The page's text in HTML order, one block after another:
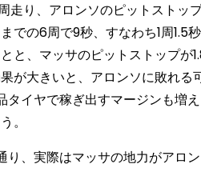
走り、アロンソのピットスト
での6周で9秒、すなわち1周
と、マッサのピットストップ
が大きいと、アロンソに敗れ
イヤで稼ぎ出すマージンも増
。
、実際はマッサの地力がアロ